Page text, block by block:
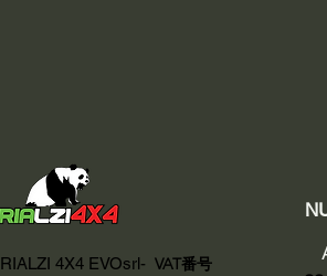
RIALZI 4X4 EVOsrl- VAT番号